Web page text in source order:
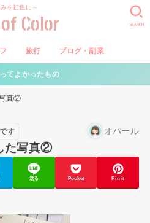
を虹色に～
Color
旅行 ブログ・副業
SEARCH
てよかったもの
真②
す オパール
た写真②
送る Pocket Pin it